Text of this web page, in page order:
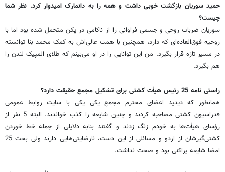
حمید سوریان بازگشت خوبی داشت و همه را به دانمارک امیدوار کرد. نظر شما
چیست؟
سوریان ضربات روحی و جسمی فراوانی را از ناکامی در پکن متحمل شده بود اما با
روحیه فوق‌العاده‌ای که دارد، ‌همچنین با همت عالی‌اش به کمک محمد بنا توانسته
در مسیر تازه‌ قرار بگیرد. من این توانایی را در او می‌بینم که طلای المپیک لندن را
هم بگیرد.
راستی نامه 25 رئیس هیأت کشتی برای تشکیل مجمع حقیقت دارد؟
همانطور که دیدید اعضای محترم مجمع یکی یکی با سایت روابط عمومی
فدراسیون کشتی مصاحبه کردند و چنین شایعه را کذب خواندند. البته 5 نفر از
رؤسای هیأت‌ها به خودم زنگ زدند و گفتند بنابه دلایلی از جمله خط خوردن
کشتی‌گیرشان از اردو و مسائلی از این دست،‌ نارضایتی‌هایی دارند ولی بحث 25
امضا شایعه پراکنی بود و صحت نداشت.